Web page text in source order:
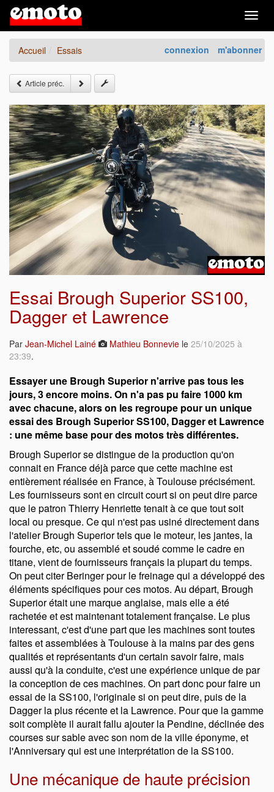
connexion m'abonner
Accueil Essais
Article préc.
Essai Brough Superior SS100,
Dagger et Lawrence
Par Jean-Michel Lainé Mathieu Bonnevie le 25/10/2025 à
23:39.
Essayer une Brough Superior n'arrive pas tous les
jours, 3 encore moins. On n'a pas pu faire 1000 km
avec chacune, alors on les regroupe pour un unique
essai des Brough Superior SS100, Dagger et Lawrence
: une même base pour des motos très différentes.
Brough Superior se distingue de la production qu'on
connait en France déjà parce que cette machine est
entièrement réalisée en France, à Toulouse précisément.
Les fournisseurs sont en circuit court si on peut dire parce
que le patron Thierry Henriette tenait à ce que tout soit
local ou presque. Ce qui n'est pas usiné directement dans
l'atelier Brough Superior tels que le moteur, les jantes, la
fourche, etc, ou assemblé et soudé comme le cadre en
titane, vient de fournisseurs français la plupart du temps.
On peut citer Beringer pour le freinage qui a développé des
éléments spécifiques pour ces motos. Au départ, Brough
Superior était une marque anglaise, mais elle a été
rachetée et est maintenant totalement française. Le plus
interessant, c'est d'une part que les machines sont toutes
faites et assemblées à Toulouse à la mains par des gens
qualités et représentants d'un certain savoir faire, mais
aussi qu'à la conduite, c'est une expérience unique de par
la conception de ces machines. On part donc pour faire un
essai de la SS100, l'originale si on peut dire, puis de la
Dagger la plus récente et la Lawrence. Pour que la gamme
soit complète il aurait fallu ajouter la Pendine, déclinée des
courses sur sable avec son nom de la ville éponyme, et
l'Anniversary qui est une interprétation de la SS100.
Une mécanique de haute précision